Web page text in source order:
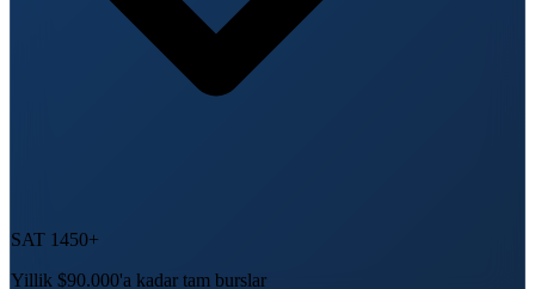
SAT 1450+
Yillik $90.000'a kadar tam burslar